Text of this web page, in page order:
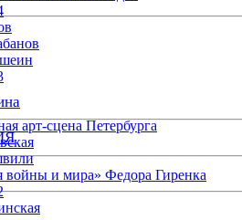
арт-сцена Петербурга
войны и мира» Федора Гиренка